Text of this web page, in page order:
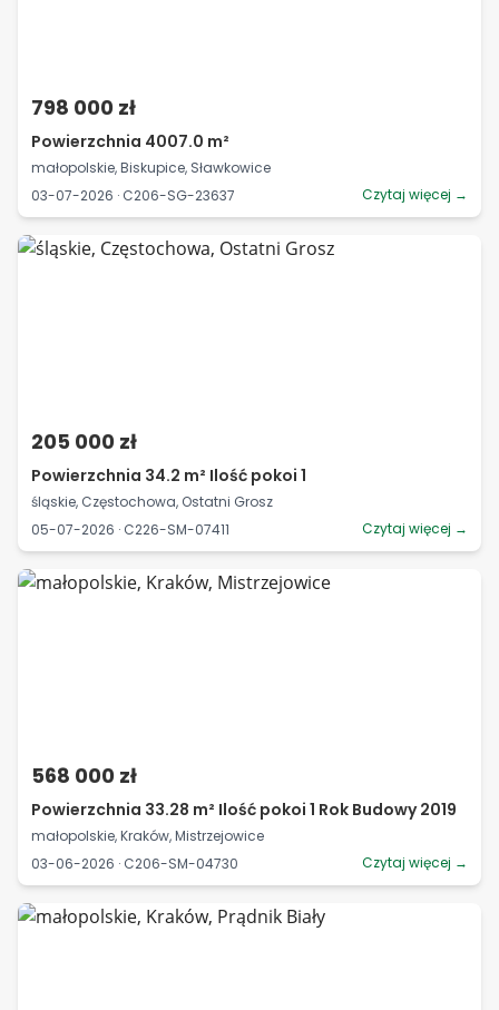
798 000 zł
Powierzchnia 4007.0 m²
małopolskie, Biskupice, Sławkowice
03-07-2026 · C206-SG-23637
Czytaj więcej →
205 000 zł
Powierzchnia 34.2 m² Ilość pokoi 1
śląskie, Częstochowa, Ostatni Grosz
05-07-2026 · C226-SM-07411
Czytaj więcej →
568 000 zł
Powierzchnia 33.28 m² Ilość pokoi 1 Rok Budowy 2019
małopolskie, Kraków, Mistrzejowice
03-06-2026 · C206-SM-04730
Czytaj więcej →